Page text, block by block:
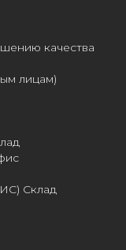
качества
лицам)
Склад